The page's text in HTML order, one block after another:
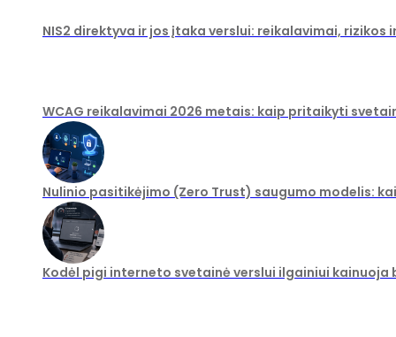
NIS2 direktyva ir jos įtaka verslui: reikalavimai, rizikos
WCAG reikalavimai 2026 metais: kaip pritaikyti
Nulinio pasitikėjimo (Zero Trust) saugumo modelis:
Kodėl pigi interneto svetainė verslui ilgainiui kainuoja